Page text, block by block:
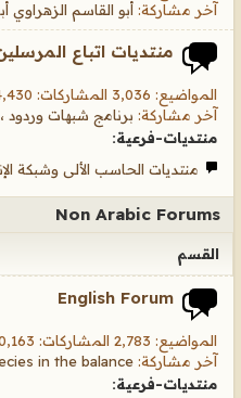
آخر مشاركة: أبو القاسم الزهراوي
منتديات اتباع
المواضيع: 3,036 المشاركات: 4,430
آخر مشاركة: برنامج شبهات وردود
منتديات-فرعية:
منتديات الحاسب الألى وشبكة
Non Arabic Forums
القسم
English Forum
المواضيع: 2,783 المشاركات: 10,163
آخر مشاركة: in the balance
منتديات-فرعية: